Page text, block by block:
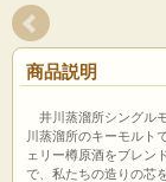
商品説明
井川蒸溜所シングル
川蒸溜所のキーモルト
ェリー樽原酒をブレン
で、私たちの造りの芯